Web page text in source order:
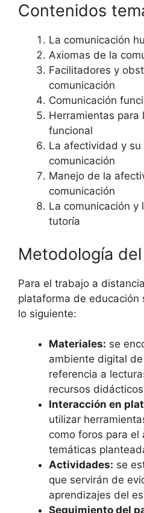
Contenidos
La comunicación
Axiomas de la
Facilitadores y
comunicación
Comunicación
Herramientas para
funcional
La afectividad y su
comunicación
Manejo de la
comunicación
La comunicación y
tutoría
Metodología
Para el trabajo a
plataforma de educación
lo siguiente:
Materiales: se
ambiente digital
referencia a
recursos
Interacción en
utilizar
como foros para el
temáticas
Actividades: se
que servirán de
aprendizajes del
Seguimiento del